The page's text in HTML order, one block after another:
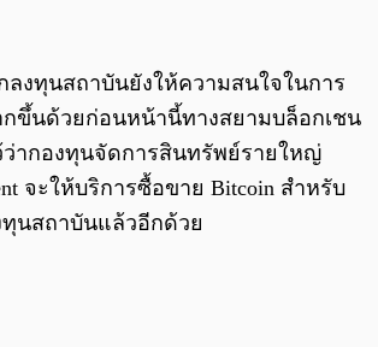
งทุนสถาบันยังให้ความสนใจในการ
กขึ้นด้วยก่อนหน้านี้ทางสยามบล็อกเชน
ว่ากองทุนจัดการสินทรัพย์รายใหญ่
จะให้บริการซื้อขาย Bitcoin สำหรับ
นสถาบันแล้วอีกด้วย